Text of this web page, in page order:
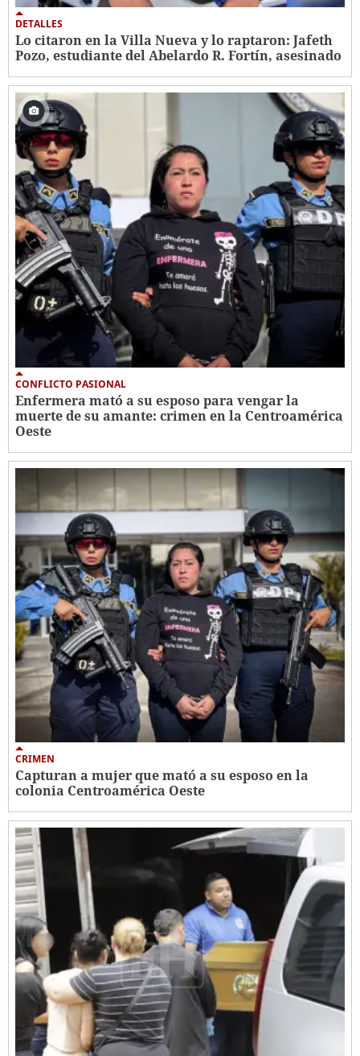
DETALLES
Lo citaron en la Villa Nueva y lo raptaron: Jafeth
Pozo, estudiante del Abelardo R. Fortín, asesinado
CONFLICTO PASIONAL
Enfermera mató a su esposo para vengar la
muerte de su amante: crimen en la Centroamérica
Oeste
CRIMEN
Capturan a mujer que mató a su esposo en la
colonia Centroamérica Oeste